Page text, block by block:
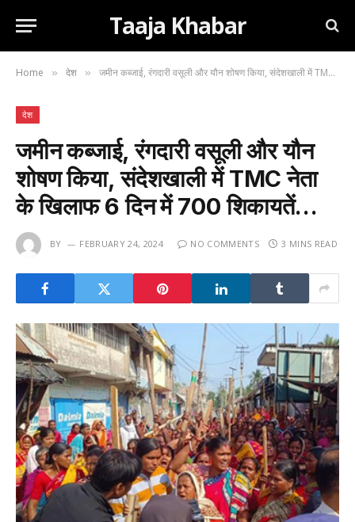
Taaja Khabar
Home » देश » जमीन कब्जाई, रंगदारी वसूली और यौन शोषण किया, संदेशखाली में TMC नेता के खिलाफ 6 दिन में 700 शिकायतें…
देश
जमीन कब्जाई, रंगदारी वसूली और यौन
शोषण किया, संदेशखाली में TMC नेता
के खिलाफ 6 दिन में 700 शिकायतें…
BY FEBRUARY 24, 2024 NO COMMENTS 3 MINS READ